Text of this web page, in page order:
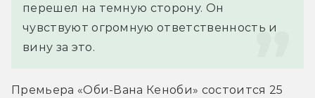
перешел на темную сторону. Он
чувствуют огромную ответственность и
вину за это.
Премьера «Оби-Вана Кеноби» состоится 25